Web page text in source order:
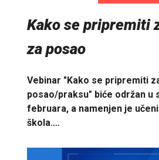
Kako se pripremiti
za posao
Vebinar "Kako se pripremiti
posao/praksu" biće održan u
februara, a namenjen je
škola.…